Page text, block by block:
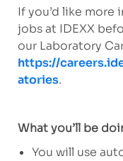
If you’d like
jobs at IDEXX
our Laboratory
https://
atories.
What you’ll be
You will use